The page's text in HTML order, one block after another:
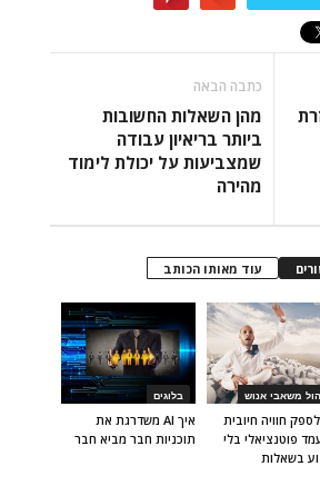
כתבה הבאה
מהן השאלות החשובות
ביותר בריאיון עבודה
שמצביעות על יכולת לימוד
מהירה
עוד מאותו הכותב
בלוגים
איך AI משדרגת את
תוכניות חבר מביא חבר
משאבי אנוש
חוויה חיובית
פוטנציאלי בלי
בשאלות